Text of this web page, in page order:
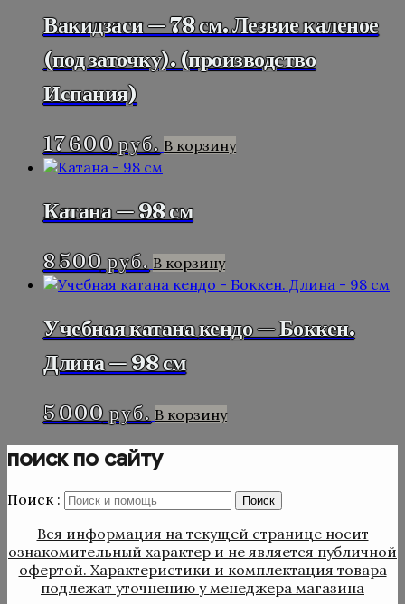
Вакидзаси — 78 см. Лезвие каленое
(под заточку). (производство
Испания)
17 600руб. В корзину
Катана — 98 см
8 500руб. В корзину
Учебная катана кендо — Боккен.
Длина — 98 см
5 000руб. В корзину
поиск по сайту
Поиск : Поиск
Вся информация на текущей странице носит
ознакомительный характер и не является публичной
офертой. Характеристики и комплектация товара
подлежат уточнению у менеджера магазина